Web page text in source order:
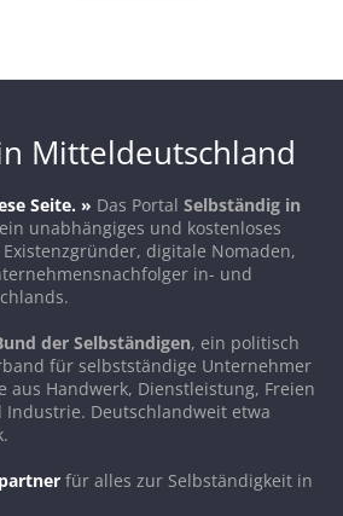
Mitteldeutschland
Seite. » Das PortalSelbständig in
unabhängiges und kostenloses
digitale Nomaden,
in- und
der Selbständigen, ein politisch
für selbstständige Unternehmer
aus Handwerk, Dienstleistung, Freien
Industrie. Deutschlandweit etwa
für alles zur Selbständigkeit in